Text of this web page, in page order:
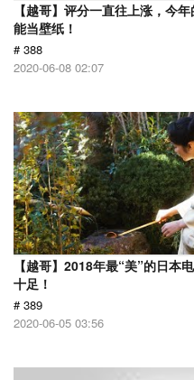
【越哥】评分一直往上涨，今
能当壁纸！
# 388
2020-06-08 02:07
【越哥】2018年最“美”的日本
十足！
# 389
2020-06-05 03:56